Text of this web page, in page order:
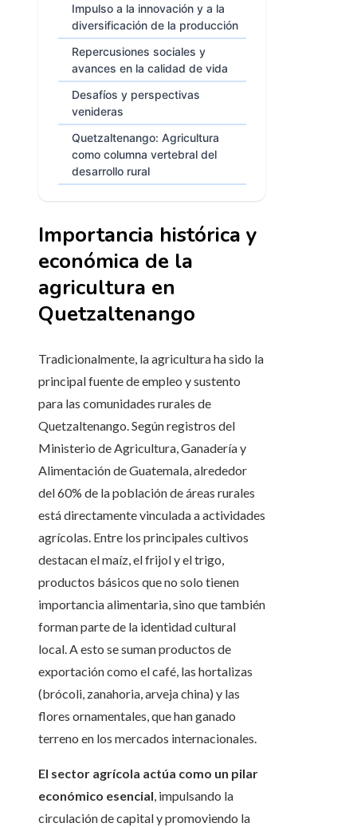
Impulso a la innovación y a la
diversificación de la producción
Repercusiones sociales y
avances en la calidad de vida
Desafíos y perspectivas
venideras
Quetzaltenango: Agricultura
como columna vertebral del
desarrollo rural
Importancia histórica y
económica de la
agricultura en
Quetzaltenango
Tradicionalmente, la agricultura ha sido la
principal fuente de empleo y sustento
para las comunidades rurales de
Quetzaltenango. Según registros del
Ministerio de Agricultura, Ganadería y
Alimentación de Guatemala, alrededor
del 60% de la población de áreas rurales
está directamente vinculada a actividades
agrícolas. Entre los principales cultivos
destacan el maíz, el frijol y el trigo,
productos básicos que no solo tienen
importancia alimentaria, sino que también
forman parte de la identidad cultural
local. A esto se suman productos de
exportación como el café, las hortalizas
(brócoli, zanahoria, arveja china) y las
flores ornamentales, que han ganado
terreno en los mercados internacionales.
El sector agrícola actúa como un pilar
económico esencial, impulsando la
circulación de capital y promoviendo la